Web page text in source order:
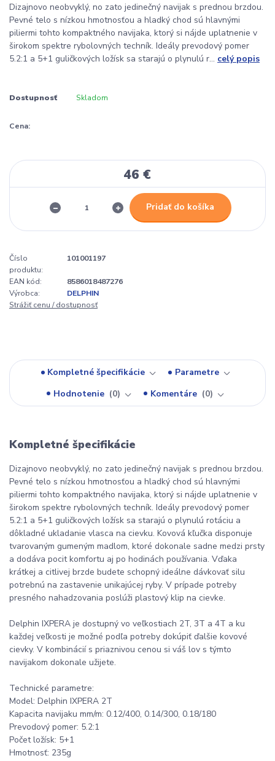
Dizajnovo neobvyklý, no zato jedinečný navijak s prednou brzdou.
Pevné telo s nízkou hmotnosťou a hladký chod sú hlavnými
piliermi tohto kompaktného navijaka, ktorý si nájde uplatnenie v
širokom spektre rybolovných techník. Ideály prevodový pomer
5.2:1 a 5+1 guličkových ložísk sa starajú o plynulú r... celý popis
Dostupnosť Skladom
Cena:
46 €
Pridať do košíka
Číslo
produktu:
101001197
EAN kód:
8586018487276
Výrobca:
DELPHIN
Strážiť cenu / dostupnosť
Kompletné špecifikácie
Parametre
Hodnotenie
0 Komentáre 0
Kompletné špecifikácie
Dizajnovo neobvyklý, no zato jedinečný navijak s prednou brzdou.
Pevné telo s nízkou hmotnosťou a hladký chod sú hlavnými
piliermi tohto kompaktného navijaka, ktorý si nájde uplatnenie v
širokom spektre rybolovných techník. Ideály prevodový pomer
5.2:1 a 5+1 guličkových ložísk sa starajú o plynulú rotáciu a
dôkladné ukladanie vlasca na cievku. Kovová kľučka disponuje
tvarovaným gumeným madlom, ktoré dokonale sadne medzi prsty
a dodáva pocit komfortu aj po hodinách používania. Vďaka
krátkej a citlivej brzde budete schopný ideálne dávkovať silu
potrebnú na zastavenie unikajúcej ryby. V prípade potreby
presného nahadzovania poslúži plastový klip na cievke.
Delphin IXPERA je dostupný vo veľkostiach 2T, 3T a 4T a ku
každej veľkosti je možné podľa potreby dokúpiť ďalšie kovové
cievky. V kombinácií s priaznivou cenou si váš lov s týmto
navijakom dokonale užijete.
Technické parametre:
Model: Delphin IXPERA 2T
Kapacita navijaku mm/m: 0.12/400, 0.14/300, 0.18/180
Prevodový pomer: 5.2:1
Počet ložísk: 5+1
Hmotnosť: 235g